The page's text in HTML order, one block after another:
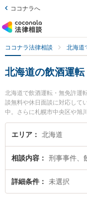
ココナラへ
ココナラ法律相談 北海道
北海道の飲酒運
北海道で飲酒運転・無免許運
談無料や休日面談に対応して
中。さらに札幌市中央区や旭
込めます。刑事事件に関係す
な分野での絞り込み検索もで
報や弁護士費用、強みなどが
した飲酒運転・無免許運転の
運転・無免許運転のトラブ
エリア 北海道
相談内容 刑事事件、
詳細条件 未選択